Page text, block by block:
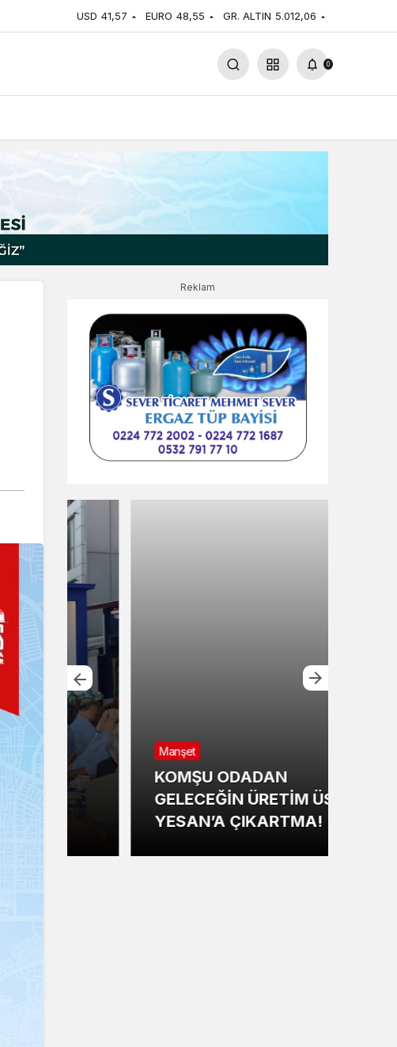
USD 41,57 EURO 48,55 GR. ALTIN 5.012,06
0
Reklam
Manşet
KOMŞU ODADAN
GELECEĞİN ÜRETİM ÜSSÜ
YESAN’A ÇIKARTMA!